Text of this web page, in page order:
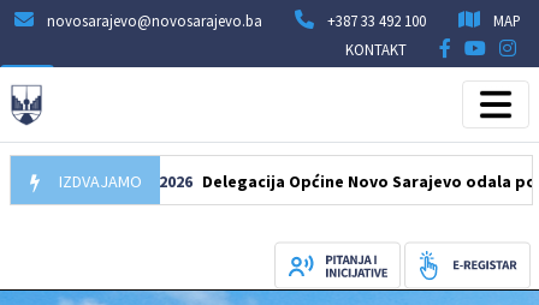
novosarajevo@novosarajevo.ba +387 33 492 100
MAP
KONTAKT
IZDVAJAMO
07.08.2026 Delegacija Općine Novo Sarajevo odala počast